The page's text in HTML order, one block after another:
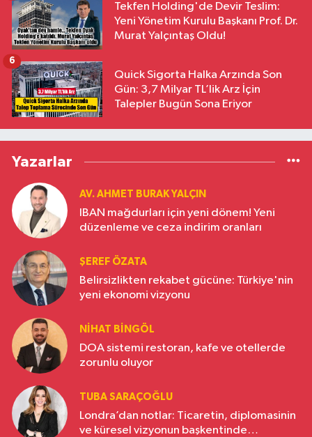
Tekfen Holding'de Devir Teslim:
Yeni Yönetim Kurulu Başkanı Prof. Dr.
Murat Yalçıntaş Oldu!
Quick Sigorta Halka Arzında Son
Gün: 3,7 Milyar TL’lik Arz İçin
Talepler Bugün Sona Eriyor
6
Yazarlar
AV. AHMET BURAK YALÇIN
IBAN mağdurları için yeni dönem! Yeni
düzenleme ve ceza indirim oranları
ŞEREF ÖZATA
Belirsizlikten rekabet gücüne: Türkiye'nin
yeni ekonomi vizyonu
NIHAT BINGÖL
DOA sistemi restoran, kafe ve otellerde
zorunlu oluyor
TUBA SARAÇOĞLU
Londra’dan notlar: Ticaretin, diplomasinin
ve küresel vizyonun başkentinde